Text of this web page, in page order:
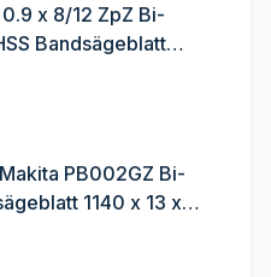
x 8/12 ZpZ Bi-
Bandsägeblatt
PB002GZ Bi-
1140 x 13 x